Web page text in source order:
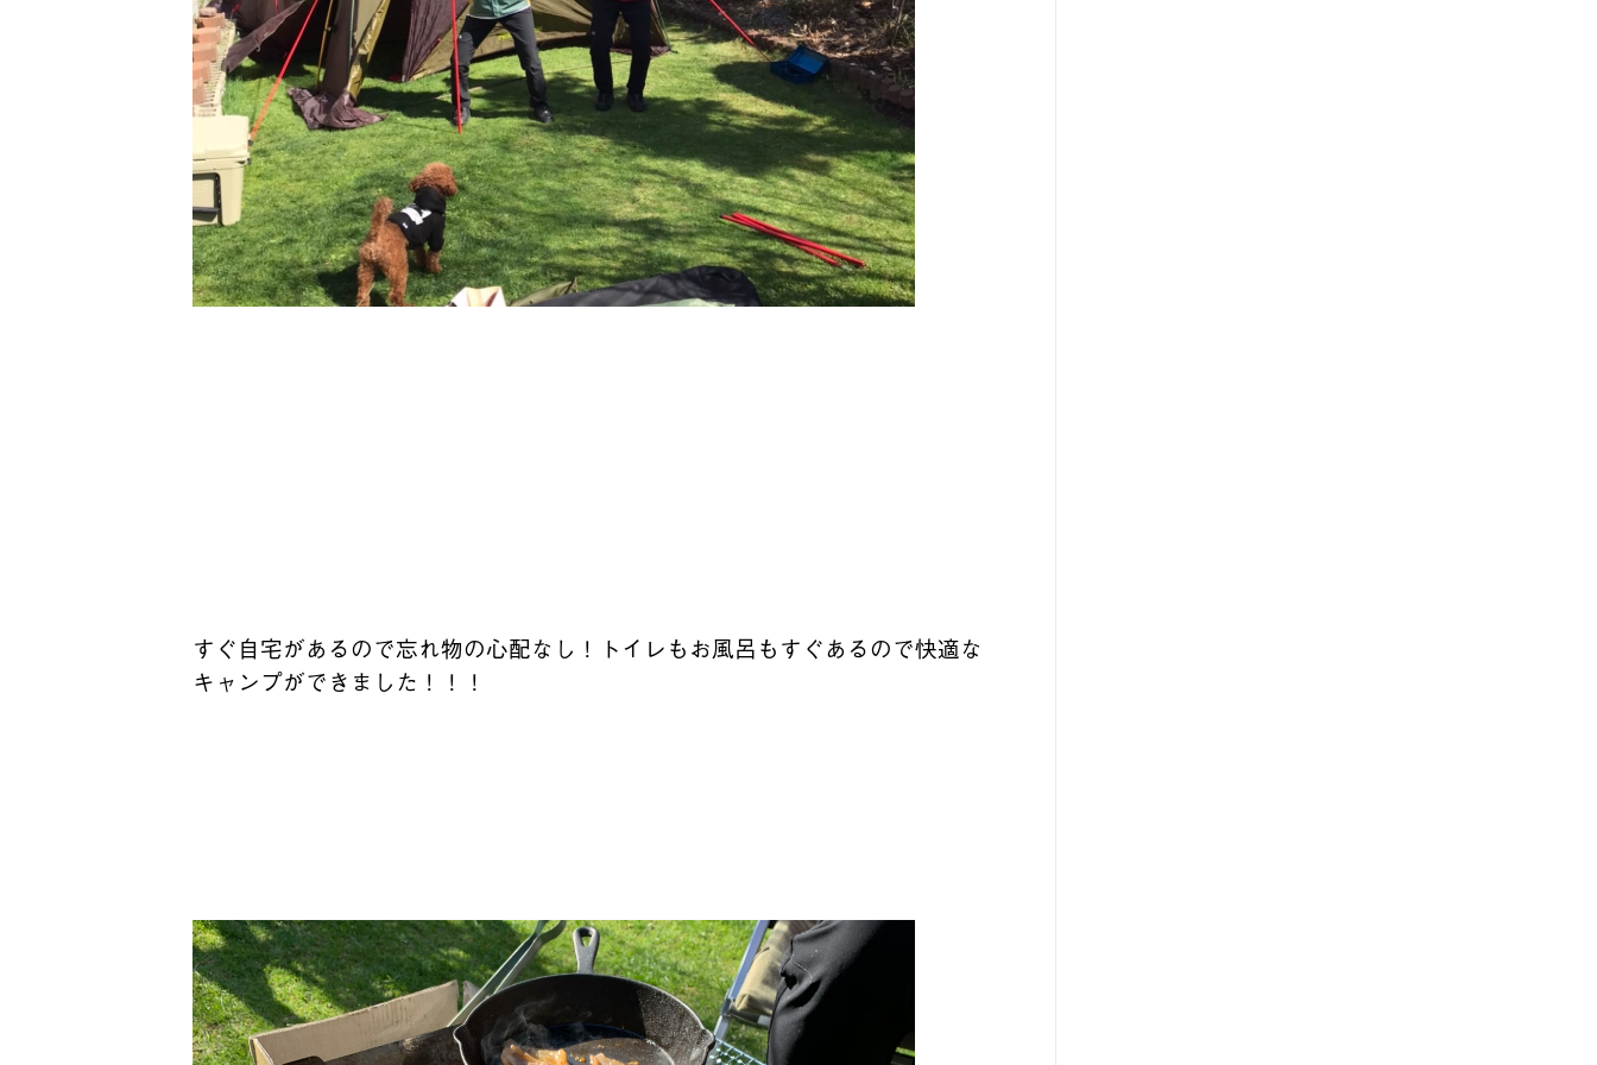
すぐ自宅があるので忘れ物の心配なし！トイレもお風呂もすぐあるので快適な
キャンプができました！！！